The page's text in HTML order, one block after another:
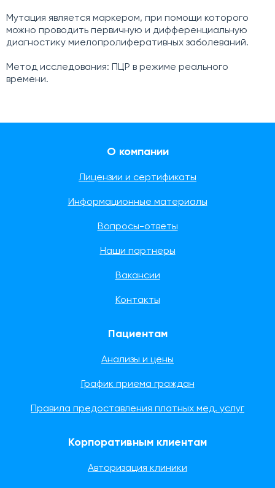
Мутация является маркером, при помощи которого
можно проводить первичную и дифференциальную
диагностику миелопролиферативных заболеваний.
Метод исследования: ПЦР в режиме реального
времени.
О компании
Лицензии и сертификаты
Информационные материалы
Вопросы-ответы
Наши партнеры
Вакансии
Контакты
Пациентам
Анализы и цены
График приема граждан
Правила предоставления платных мед. услуг
Корпоративным клиентам
Авторизация клиники